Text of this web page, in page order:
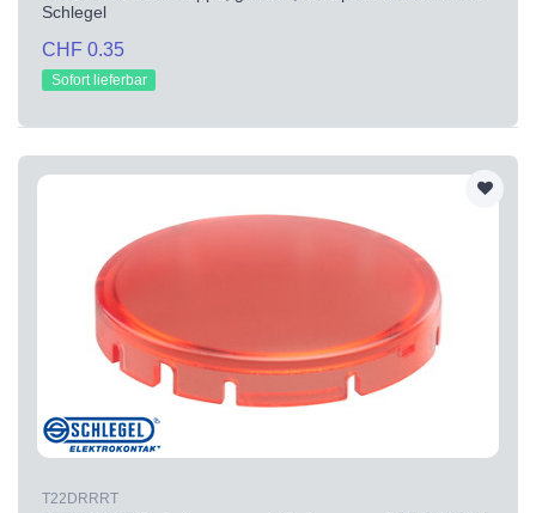
Schlegel
CHF 0.35
Sofort lieferbar
T22DRRRT